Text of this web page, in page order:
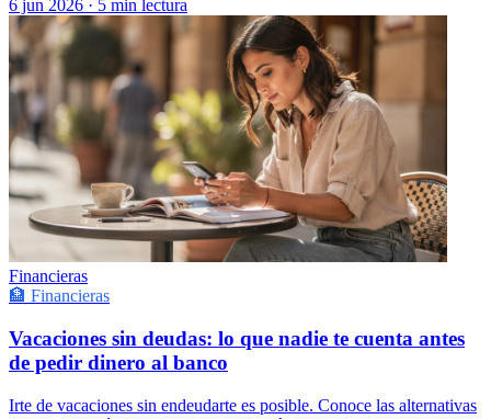
6 jun 2026 · 5 min lectura
Financieras
🏦 Financieras
Vacaciones sin deudas: lo que nadie te cuenta antes
de pedir dinero al banco
Irte de vacaciones sin endeudarte es posible. Conoce las alternativas